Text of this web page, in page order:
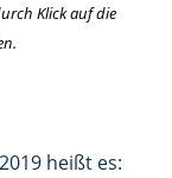
Klick auf die
heißt es: